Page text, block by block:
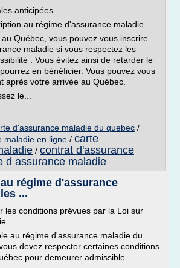
anticipées
au régime d'assurance maladie
Québec, vous pouvez vous inscrire
maladie si vous respectez les
. Vous évitez ainsi de retarder le
en bénéficier. Vous pouvez vous
après votre arrivée au Québec.
le...
d'assurance maladie du quebec /
maladie en ligne / carte
/ contrat d'assurance
d assurance maladie
régime d'assurance
...
les conditions prévues par la Loi sur
au régime d'assurance maladie du
devez respecter certaines conditions
pour demeurer admissible.